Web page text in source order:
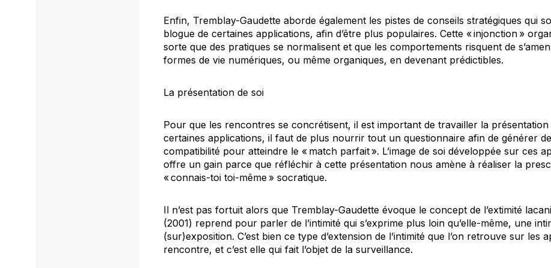
Enfin, Tremblay-Gaudette aborde également les pistes de conseils stratégiques qui
blogue de certaines applications, afin d’être plus populaires. Cette « injonction »
sorte que des pratiques se normalisent et que les comportements risquent de
formes de vie numériques, ou même organiques, en devenant prédictibles.
La présentation de soi
Pour que les rencontres se concrétisent, il est important de travailler la présentation
certaines applications, il faut de plus nourrir tout un questionnaire afin de générer
compatibilité pour atteindre le « match parfait ». L’image de soi développée sur ces
offre un gain parce que réfléchir à cette présentation nous amène à réaliser la
« connais-toi toi-même » socratique.
Il n’est pas fortuit alors que Tremblay-Gaudette évoque le concept de l’extimité
(2001) reprend pour parler de l’intimité qui s’exprime plus loin qu’elle-même, une
(sur)exposition. C’est bien ce type d’extension de l’intimité que l’on retrouve sur les
rencontre, et c’est elle qui fait l’objet de la surveillance.